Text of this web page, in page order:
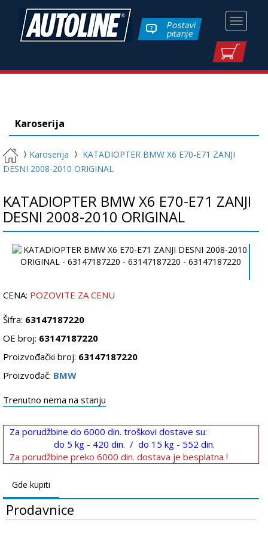
Toggle
Postavi
pitanje
Karoserija
Karoserija
KATADIOPTER BMW X6 E70-E71 ZANJI
DESNI 2008-2010 ORIGINAL
KATADIOPTER BMW X6 E70-E71 ZANJI
DESNI 2008-2010 ORIGINAL
CENA: POZOVITE ZA CENU
Šifra: 63147187220
OE broj: 63147187220
Proizvođački broj: 63147187220
Proizvođač: BMW
Trenutno nema na stanju
Za porudžbine do 6000 din. troškovi dostave su:
do 5 kg - 420 din. / do 15 kg - 552 din.
Za porudžbine preko 6000 din. dostava je besplatna !
Gde kupiti
Prodavnice